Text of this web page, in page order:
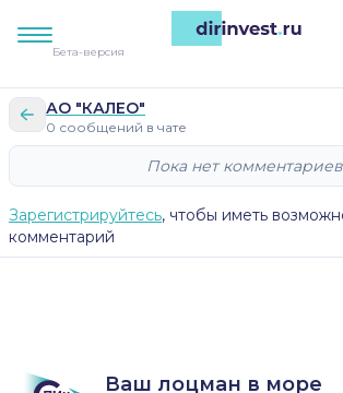
Бета-версия
АО "КАЛЕО"
0 сообщений в чате
Пока нет комментариев
Зарегистрируйтесь, чтобы иметь
комментарий
Ваш лоцман в море